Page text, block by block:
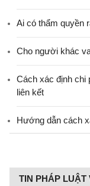
Ai có thẩm quyền
Cho người khác
Cách xác định chi
liên kết
Hướng dẫn cách
TIN PHÁP LUẬT